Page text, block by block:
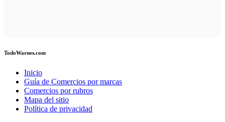
TodoWarnes.com
Inicio
Guía de Comercios por marcas
Comercios por rubros
Mapa del sitio
Política de privacidad